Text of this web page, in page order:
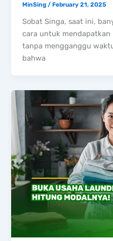
MinSing/February 21, 2025
Sobat Singa, saat ini,
cara untuk
tanpa mengganggu
bahwa